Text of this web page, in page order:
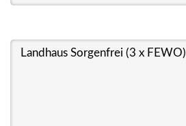
Landhaus Sorgenfrei (3 x FEWO)